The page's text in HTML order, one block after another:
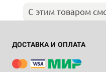
С этим товаром
ДОСТАВКА И ОПЛАТА